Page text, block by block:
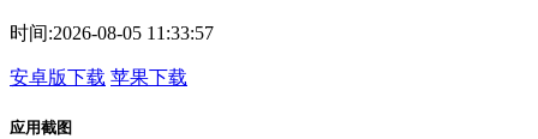
时间:2026-08-05 11:33:57
安卓版下载 苹果下载
应用截图